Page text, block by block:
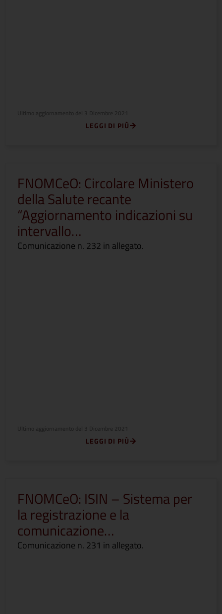
LEGGI DI PIÙ
FNOMCeO: Circolare Ministero
della Salute recante
“Aggiornamento indicazioni su
intervallo…
Comunicazione n. 232 in allegato.
LEGGI DI PIÙ
FNOMCeO: ISIN – Sistema per
la registrazione e la
comunicazione…
Comunicazione n. 231 in allegato.